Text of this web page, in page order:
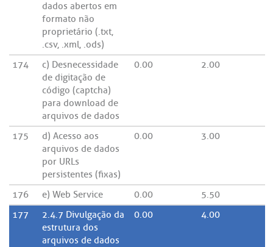
dados abertos em
formato não
proprietário (.txt,
.csv, .xml, .ods)
174
c) Desnecessidade
de digitação de
código (captcha)
para download de
arquivos de dados
0.00 2.00
175
d) Acesso aos
arquivos de dados
por URLs
persistentes (fixas)
0.00 3.00
176 e) Web Service 0.00
5.50
177
2.4.7 Divulgação da
estrutura dos
arquivos de dados
0.00 4.00